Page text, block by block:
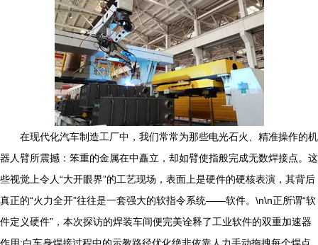
在现代化汽车制造工厂中，我们常常为那些电光石火、精准操作的机
器人臂所震撼：笨重的金属在中矗立，却如臂使指般完成无数焊接点。这
些视觉上令人“大开眼界”的工艺现场，表面上是硬件的硬核表演，其背后
真正的“火力全开”往往是一套强大的软指令系统——软件。\n\n正所谓“软
件定义硬件”，本次探访的焊装车间便完美诠释了工业软件的双重加速器